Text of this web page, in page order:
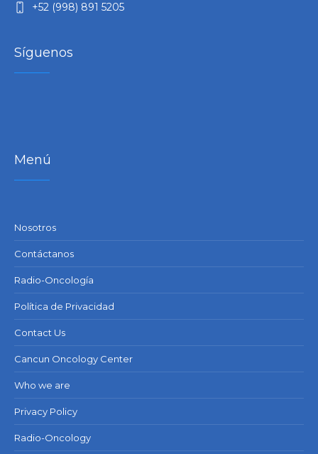
+52 (998) 891 5205
Síguenos
Menú
Nosotros
Contáctanos
Radio-Oncología
Política de Privacidad
Contact Us
Cancun Oncology Center
Who we are
Privacy Policy
Radio-Oncology